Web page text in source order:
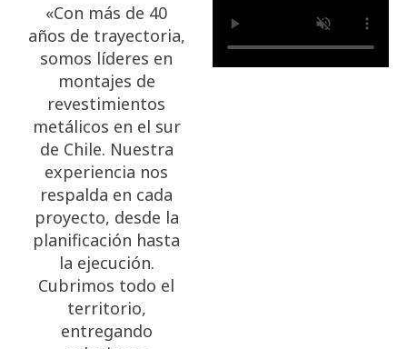
«Con más de 40
años de trayectoria,
somos líderes en
montajes de
revestimientos
metálicos en el sur
de Chile. Nuestra
experiencia nos
respalda en cada
proyecto, desde la
planificación hasta
la ejecución.
Cubrimos todo el
territorio,
entregando